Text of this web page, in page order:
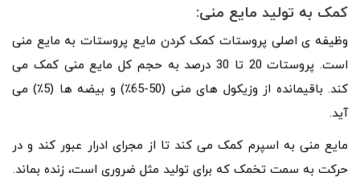
کمک به تولید مایع منی:
وظیفه ی اصلی پروستات کمک کردن مایع پروستات به مایع منی
است. پروستات 20 تا 30 درصد به حجم کل مایع منی کمک می
کند. باقیمانده از وزیکول های منی (50-65٪) و بیضه ها (5٪) می
آید.
مایع منی به اسپرم کمک می کند تا از مجرای ادرار عبور کند و در
حرکت به سمت تخمک که برای تولید مثل ضروری است، زنده بماند.